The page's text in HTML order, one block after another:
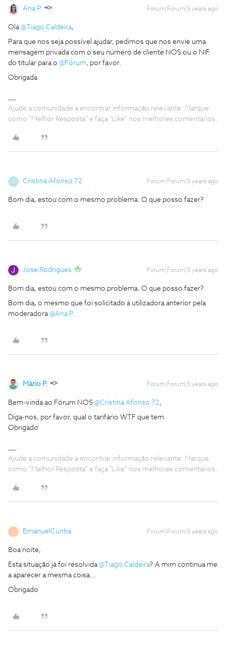
Ana P. Forum|Forum|5 years ago
Olá@Tiago Caldeira,
Para que nos seja possível ajudar, pedimos que nos envie uma
mensagem privada com o seu número de cliente NOS ou o NIF
do titular para o @Fórum, por favor.
Obrigada
Ajude a comunidade a encontrar informação relevante. Marque
como "Melhor Resposta" e faça "Like" nos melhores comentários.
C Cristina Afonso 72 Forum|Forum|5 years ago
Bom dia, estou com o mesmo problema. O que posso fazer?
Jose Rodrigues Forum|Forum|5 years ago
Bom dia, estou com o mesmo problema. O que posso fazer?
Bom dia, o mesmo que foi solicitado à utilizadora anterior pela
moderadora@Ana P.
Mário P. Forum|Forum|5 years ago
Bem-vinda ao Fórum NOS @Cristina Afonso 72,
Diga-nos, por favor, qual o tarifário WTF que tem.
Obrigado
Ajude a comunidade a encontrar informação relevante. Marque
como "Melhor Resposta" e faça "Like" nos melhores comentários.
E EmanuelCunha Forum|Forum|5 years ago
Boa noite,
Esta situação já foi resolvida@Tiago Caldeira? A mim continua me
a aparecer a mesma coisa…
Obrigado